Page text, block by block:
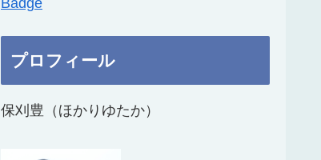
プロフィール
保刈豊（ほかりゆたか）